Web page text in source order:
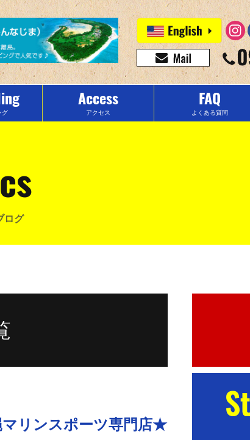
グ
Access
アクセス
FAQ
よくある質問
ログ
リンスポーツ専門店★